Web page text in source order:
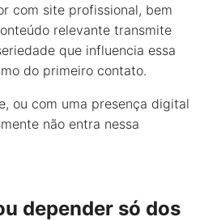
com site profissional, bem
relevante transmite
que influencia essa
do primeiro contato.
ou com uma presença digital
não entra nessa
depender só dos